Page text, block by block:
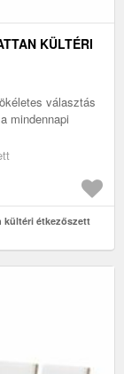
KÜLTÉRI
választás
mindennapi
kültéri étkezőszett